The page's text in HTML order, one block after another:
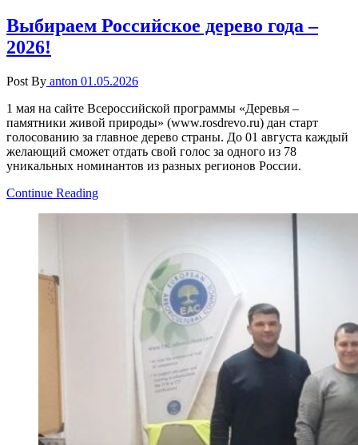
Выбираем Российское дерево года –
2026!
Post By anton 01.05.2026
1 мая на сайте Всероссийской программы «Деревья –
памятники живой природы» (www.rosdrevo.ru) дан старт
голосованию за главное дерево страны. До 01 августа каждый
желающий сможет отдать свой голос за одного из 78
уникальных номинантов из разных регионов России.
Continue Reading